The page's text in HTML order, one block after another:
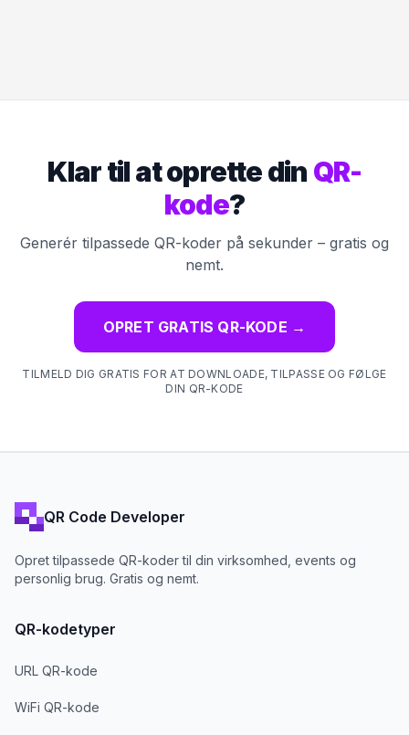
Klar til at oprette din QR-
kode?
Generér tilpassede QR-koder på sekunder – gratis og
nemt.
OPRET GRATIS QR-KODE →
TILMELD DIG GRATIS FOR AT DOWNLOADE, TILPASSE OG FØLGE
DIN QR-KODE
QR Code Developer
Opret tilpassede QR-koder til din virksomhed, events og
personlig brug. Gratis og nemt.
QR-kodetyper
URL QR-kode
WiFi QR-kode